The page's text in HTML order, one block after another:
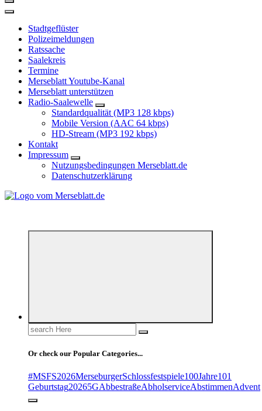
Stadtgeflüster
Polizeimeldungen
Ratssache
Saalekreis
Termine
Merseblatt Youtube-Kanal
Merseblatt unterstützen
Radio-Saalewelle
Standardqualität (MP3 128 kbps)
Mobile Version (AAC 64 kbps)
HD-Stream (MP3 192 kbps)
Kontakt
Impressum
Nutzungsbedingungen Merseblatt.de
Datenschutzerklärung
Search
for:
Or check our Popular Categories...
#MSFS2026MerseburgerSchlossfestspiele100Jahre101
Geburtstag20265GAbbestraßeAbholserviceAbstimmenAdvent